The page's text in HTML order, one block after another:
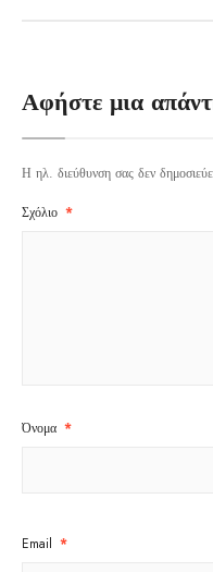
Αφήστε μια
Η ηλ. διεύθυνση σας δεν
Σχόλιο *
Όνομα *
Email *